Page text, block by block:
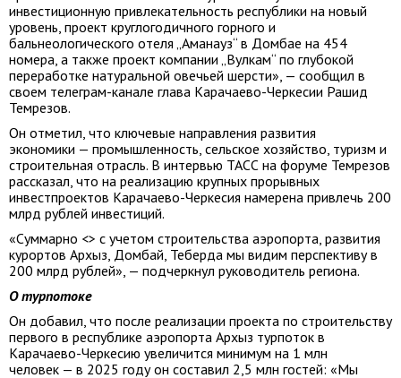
инвестиционную привлекательность республики на новый
уровень, проект круглогодичного горного и
бальнеологического отеля „Аманауз“ в Домбае на 454
номера, а также проект компании „Вулкам“ по глубокой
переработке натуральной овечьей шерсти», — сообщил в
своем телеграм-канале глава Карачаево-Черкесии Рашид
Темрезов.
Он отметил, что ключевые направления развития
экономики — промышленность, сельское хозяйство, туризм и
строительная отрасль. В интервью ТАСС на форуме Темрезов
рассказал, что на реализацию крупных прорывных
инвестпроектов Карачаево-Черкесия намерена привлечь 200
млрд рублей инвестиций.
«Суммарно <> с учетом строительства аэропорта, развития
курортов Архыз, Домбай, Теберда мы видим перспективу в
200 млрд рублей», — подчеркнул руководитель региона.
О турпотоке
Он добавил, что после реализации проекта по строительству
первого в республике аэропорта Архыз турпоток в
Карачаево-Черкесию увеличится минимум на 1 млн
человек — в 2025 году он составил 2,5 млн гостей: «Мы